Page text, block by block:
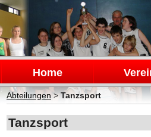
Navigation
überspringen
Home
Abteilungen>Tanzsport
Tanzsport